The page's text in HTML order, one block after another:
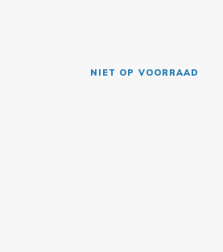
NIET OP VOORRAAD